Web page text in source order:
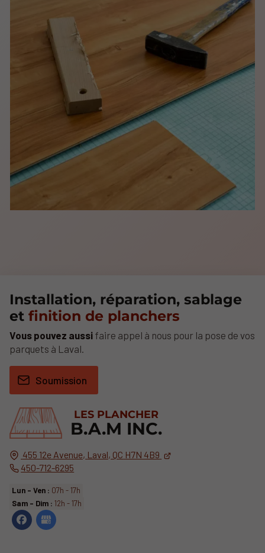
LES PLANCHER
B.A.M INC.
455 12e Avenue, Laval, QC H7N 4B9
450-712-6295
Lun - Ven : 07h - 17h
Sam - Dim :12h - 17h
Installation, réparation, sablage
et finition de planchers
Vous pouvez aussi faire appel à nous pour la pose de vos
parquets à Laval.
Soumission